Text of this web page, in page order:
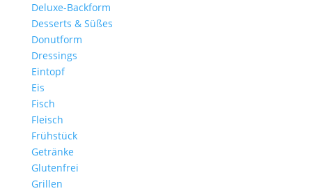
Deluxe-Backform
Desserts & Süßes
Donutform
Dressings
Eintopf
Eis
Fisch
Fleisch
Frühstück
Getränke
Glutenfrei
Grillen